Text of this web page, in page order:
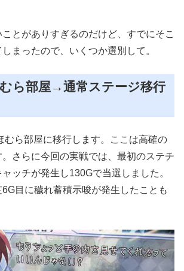
とがありすぎるのだけど、すでにそこ
まったので、いくつか選別して。
ら部屋→通常ステージ移行
むら部屋に移行します。ここは高確の
さらに今回の実戦では、最初のステチ
ッチが発生し130Gで当選しました。
目に穢れ蓄積示唆が発生したことも